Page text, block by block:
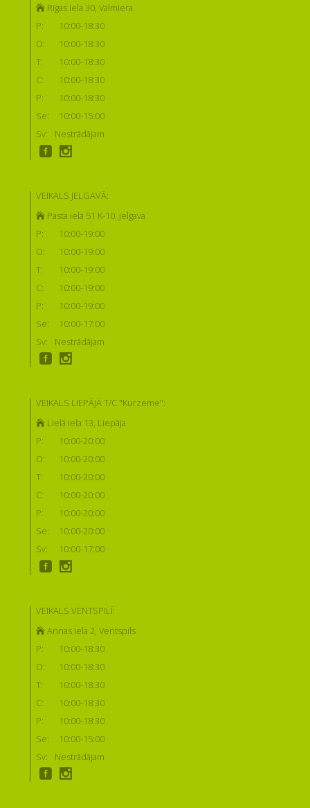
Rīgas iela 30, Valmiera
P:
10:00-18:30
O:
10:00-18:30
T:
10:00-18:30
C:
10:00-18:30
P:
10:00-18:30
Se:
10:00-15:00
Sv:
Nestrādājam
VEIKALS JELGAVĀ:
Pasta iela 51 K-10, Jelgava
P:
10:00-19:00
O:
10:00-19:00
T:
10:00-19:00
C:
10:00-19:00
P:
10:00-19:00
Se:
10:00-17:00
Sv:
Nestrādājam
VEIKALS LIEPĀJĀ T/C "Kurzeme":
Lielā iela 13, Liepāja
P:
10:00-20:00
O:
10:00-20:00
T:
10:00-20:00
C:
10:00-20:00
P:
10:00-20:00
Se:
10:00-20:00
Sv:
10:00-17:00
VEIKALS VENTSPILĪ:
Annas iela 2, Ventspils
P:
10:00-18:30
O:
10:00-18:30
T:
10:00-18:30
C:
10:00-18:30
P:
10:00-18:30
Se:
10:00-15:00
Sv:
Nestrādājam